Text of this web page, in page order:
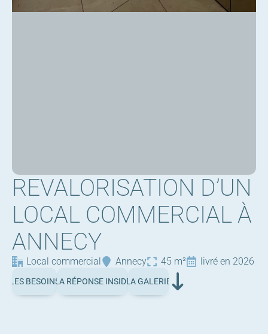
REVALORISATION D’UN
LOCAL COMMERCIAL À
ANNECY
Local commercial Annecy 45 m² livré en 2026
LES BESOINS
INSIDELA RÉPONSE INSIDE
LA GALERIELA GALERIE